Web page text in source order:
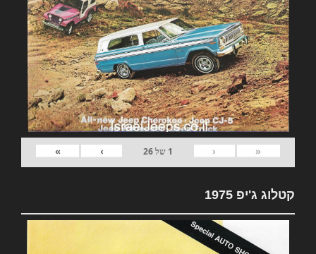
«
‹
1 של26
›
»
קטלוג ג'יפ 1975